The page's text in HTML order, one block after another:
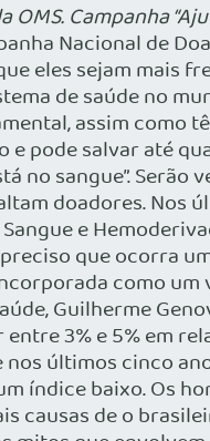
Campanha
Nacional de
eles sejam mais
de saúde no
assim como
pode salvar até
sangue”.
doadores. Nos
e
preciso que
como
Guilherme
3% e 5% em
últimos cinco
índice baixo. Os
causas de o